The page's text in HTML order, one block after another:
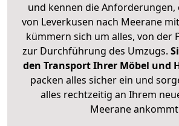
und kennen die Anforderungen,
von Leverkusen nach Meerane
kümmern sich um alles, von der
zur Durchführung des Umzugs.
den Transport Ihrer Möbel und
packen alles sicher ein und
alles rechtzeitig an Ihrem
Meerane